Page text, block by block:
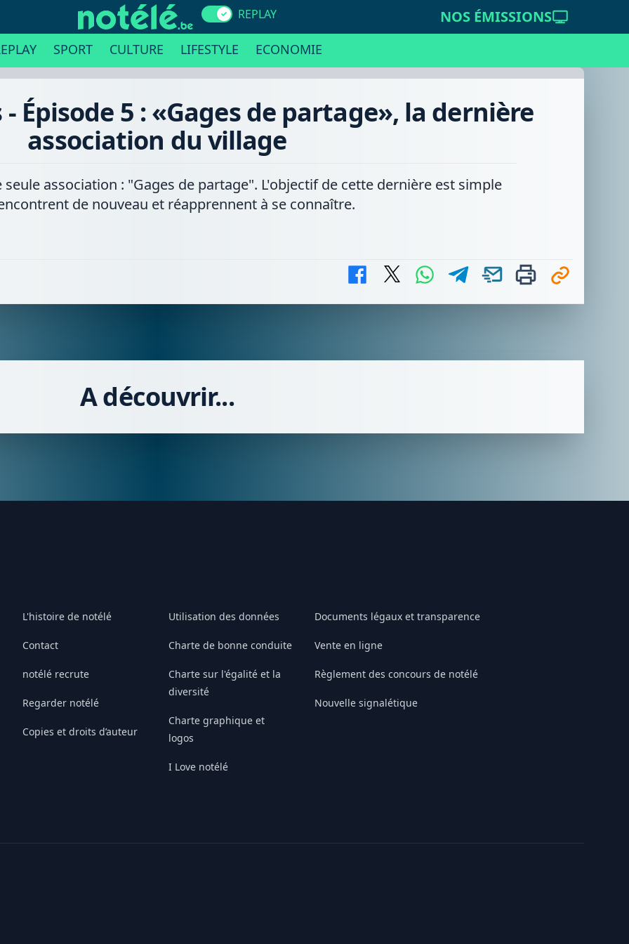
REPLAY NOS ÉMISSIONS
SPORT CULTURE LIFESTYLE ECONOMIE
Épisode 5 : «Gages de partage», la dernière
association du village
association : "Gages de partage". L'objectif de cette dernière est simple
de nouveau et réapprennent à se connaître.
A découvrir...
L'histoire de notélé
Contact
notélé recrute
Regarder notélé
Copies et droits d’auteur
Utilisation des données
Charte de bonne conduite
Charte sur l'égalité et la
diversité
Charte graphique et
logos
I Love notélé
Documents légaux et transparence
Vente en ligne
Règlement des concours de notélé
Nouvelle signalétique